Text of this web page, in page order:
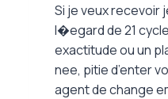
Si je veux recevoir
l�egard de 21
exactitude ou un
nee, pitie d’enter
agent de change